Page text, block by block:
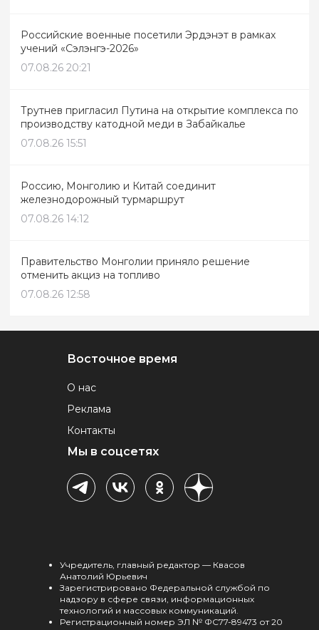
Российские военные посетили Эрдэнэт в рамках
учений «Сэлэнгэ-2026»
07.08.26 20:21
Трутнев пригласил Путина на открытие комплекса по
производству катодной меди в Забайкалье
07.08.26 15:51
Россию, Монголию и Китай соединит
железнодорожный турмаршрут
07.08.26 14:12
Правительство Монголии приняло решение
отменить акциз на топливо
07.08.26 12:58
Восточное время
О нас
Реклама
Контакты
Мы в соцсетях
Учредитель, главный редактор — Квасов
Анатолий Юрьевич
Зарегистрировано Федеральной службой по
надзору в сфере связи, информационных
технологий и массовых коммуникаций.
Регистрационный номер ЭЛ № ФС77-89473 от 20